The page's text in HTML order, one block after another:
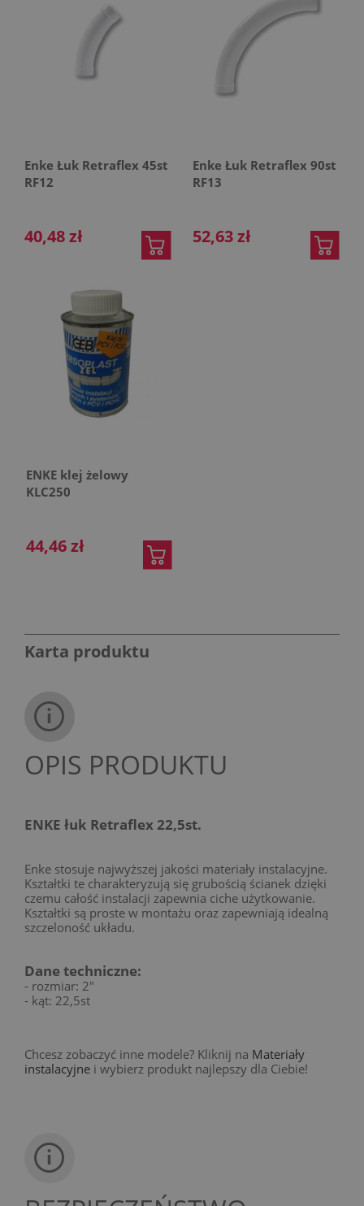
Enke Łuk Retraflex 45st
RF12
40,48 zł
Enke Łuk Retraflex 90st
RF13
52,63 zł
ENKE klej żelowy
KLC250
44,46 zł
Karta produktu
OPIS PRODUKTU
ENKE łuk Retraflex 22,5st.
Enke stosuje najwyższej jakości materiały instalacyjne.
Kształtki te charakteryzują się grubością ścianek dzięki
czemu całość instalacji zapewnia ciche użytkowanie.
Kształtki są proste w montażu oraz zapewniają idealną
szczeloność układu.
Dane techniczne:
- rozmiar: 2"
- kąt: 22,5st
Chcesz zobaczyć inne modele? Kliknij na Materiały
instalacyjne i wybierz produkt najlepszy dla Ciebie!